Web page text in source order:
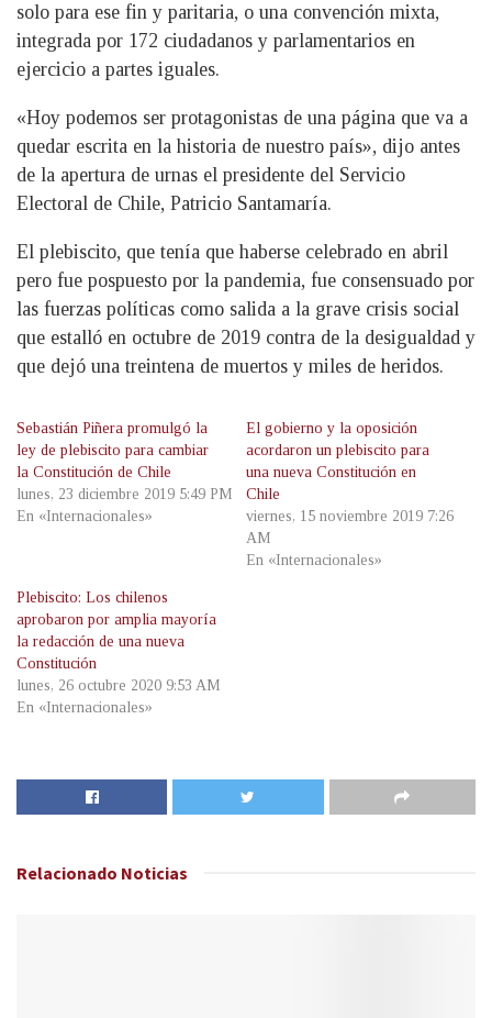
solo para ese fin y paritaria, o una convención mixta,
integrada por 172 ciudadanos y parlamentarios en
ejercicio a partes iguales.
«Hoy podemos ser protagonistas de una página que va a
quedar escrita en la historia de nuestro país», dijo antes
de la apertura de urnas el presidente del Servicio
Electoral de Chile, Patricio Santamaría.
El plebiscito, que tenía que haberse celebrado en abril
pero fue pospuesto por la pandemia, fue consensuado por
las fuerzas políticas como salida a la grave crisis social
que estalló en octubre de 2019 contra de la desigualdad y
que dejó una treintena de muertos y miles de heridos.
Sebastián Piñera promulgó la
ley de plebiscito para cambiar
la Constitución de Chile
lunes, 23 diciembre 2019 5:49 PM
En «Internacionales»
El gobierno y la oposición
acordaron un plebiscito para
una nueva Constitución en
Chile
viernes, 15 noviembre 2019 7:26
AM
En «Internacionales»
Plebiscito: Los chilenos
aprobaron por amplia mayoría
la redacción de una nueva
Constitución
lunes, 26 octubre 2020 9:53 AM
En «Internacionales»
Relacionado Noticias